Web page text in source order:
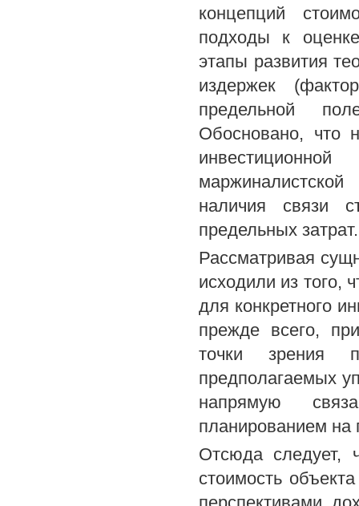
концепций
подходы к
этапы развития
издержек
предельной
Обосновано, что
наличия связи
предельных затрат.
Рассматривая
исходили из того,
для конкретного
прежде всего,
точки зрения
предполагаемых
напрямую
планированием на
Отсюда следует,
стоимость